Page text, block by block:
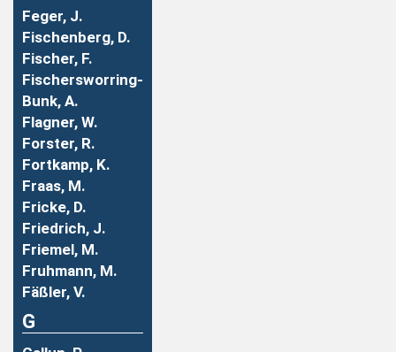
Feger, J.
Fischenberg, D.
Fischer, F.
Fischersworring-
Bunk, A.
Flagner, W.
Forster, R.
Fortkamp, K.
Fraas, M.
Fricke, D.
Friedrich, J.
Friemel, M.
Fruhmann, M.
Fäßler, V.
G